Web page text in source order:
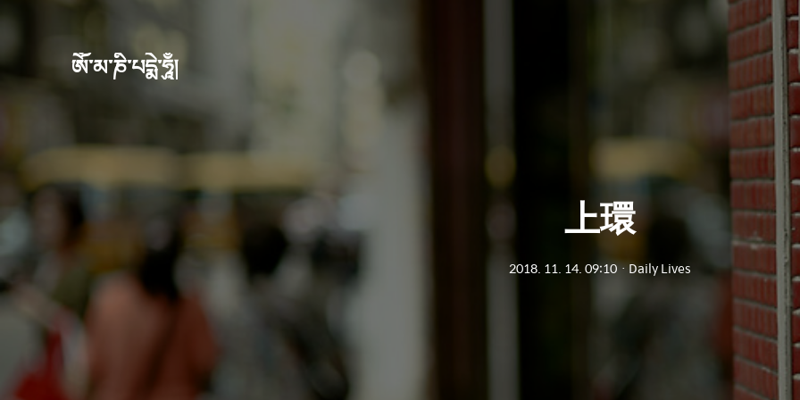
ཨོཾ་མ་ཎི་པདྨེ་ཧཱུྃ།
上環
2018. 11. 14. 09:10ㆍDaily Lives